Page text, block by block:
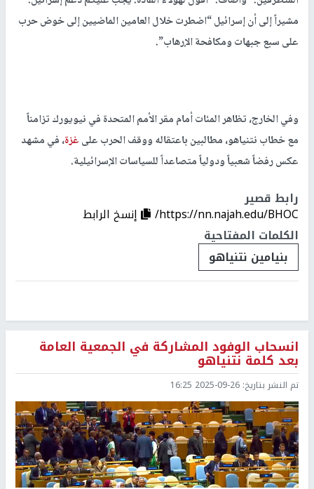
مشيراً إلى أن إسرائيل “اضطرت خلال العامين الماضيين إلى خوض حرب
على سبع جبهات ومكافحة الإرهاب”.
وفي الخارج، تظاهر المئات أمام مقر الأمم المتحدة في نيويورك تزامناً
مع خطاب نتنياهو، مطالبين باعتقاله ووقف الحرب علىغزة، في مشهد
عكس رفضاً شعبياً ودولياً متصاعداً للسياسات الإسرائيلية.
رابط قصير
https://nn.najah.edu/BHOC/
إنسخ الرابط
الكلمات المفتاحية
بنيامين نتنياهو
انسحاب الوفود المشاركة في الجمعية العامة
بعد كلمة نتنياهو
تم النشر بتاريخ: 2025-09-26 16:25